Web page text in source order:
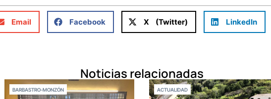
Email Facebook X (Twitter) LinkedIn
Noticias relacionadas
BARBASTRO-MONZÓN ACTUALIDAD